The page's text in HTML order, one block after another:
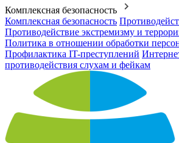
Комплексная безопасность
Комплексная безопасность
Противодействие экстремизму и
Политика в отношении обработки
Профилактика IT-преступлений
противодействия слухам и фейкам